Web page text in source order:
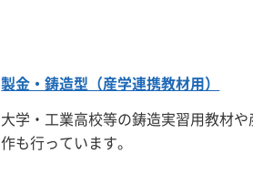
製金・鋳造型（産学連携教材用）
大学・工業高校等の鋳造実習用教材
作も行っています。